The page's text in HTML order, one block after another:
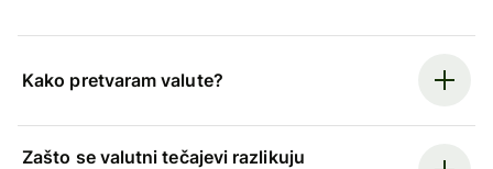
Kako pretvaram valute?
Zašto se valutni tečajevi razlikuju